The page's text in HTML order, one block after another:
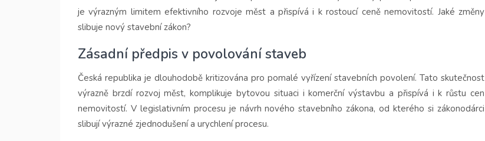
je výrazným limitem efektivního rozvoje měst a přispívá i k rostoucí ceně nemovitostí. Jaké změny
slibuje nový stavební zákon?
Zásadní předpis v povolování staveb
Česká republika je dlouhodobě kritizována pro pomalé vyřízení stavebních povolení. Tato skutečnost
výrazně brzdí rozvoj měst, komplikuje bytovou situaci i komerční výstavbu a přispívá i k růstu cen
nemovitostí. V legislativním procesu je návrh nového stavebního zákona, od kterého si zákonodárci
slibují výrazné zjednodušení a urychlení procesu.